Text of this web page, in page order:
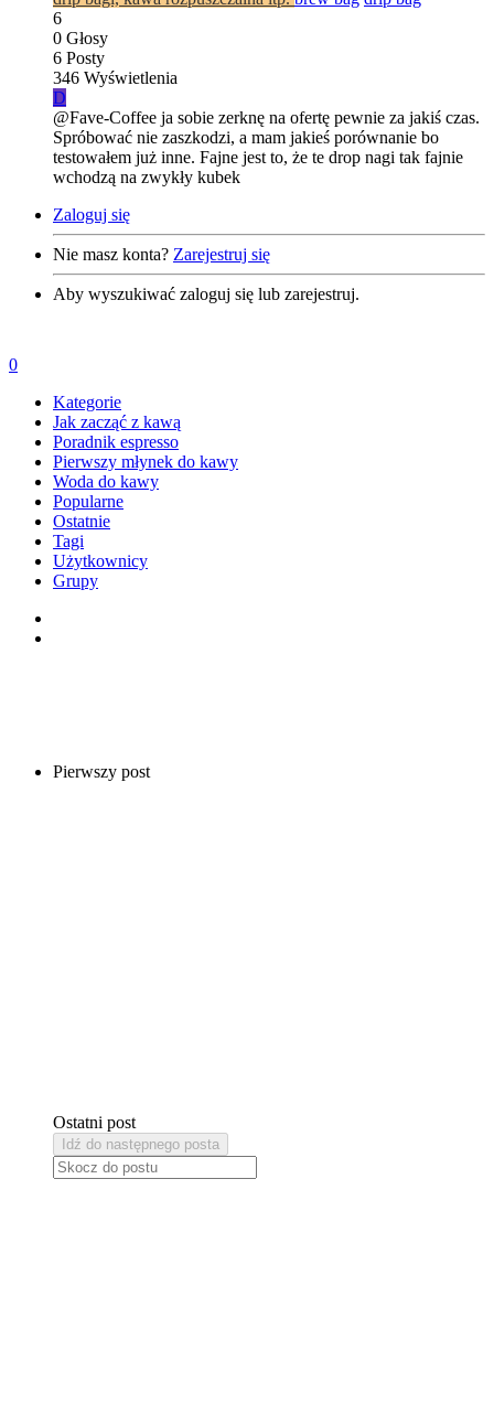
6
0 Głosy
6 Posty
346 Wyświetlenia
D
@Fave-Coffee ja sobie zerknę na ofertę pewnie za jakiś czas.
Spróbować nie zaszkodzi, a mam jakieś porównanie bo
testowałem już inne. Fajne jest to, że te drop nagi tak fajnie
wchodzą na zwykły kubek
Zaloguj się
Nie masz konta? Zarejestruj się
Aby wyszukiwać zaloguj się lub zarejestruj.
Pierwszy post
Ostatni post
Idź do następnego posta
0
Kategorie
Jak zacząć z kawą
Poradnik espresso
Pierwszy młynek do kawy
Woda do kawy
Popularne
Ostatnie
Tagi
Użytkownicy
Grupy